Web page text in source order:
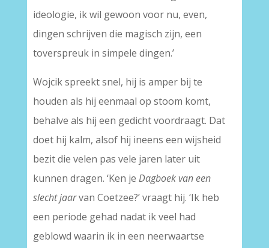
ideologie, ik wil gewoon voor nu, even,
dingen schrijven die magisch zijn, een
toverspreuk in simpele dingen.’
Wojcik spreekt snel, hij is amper bij te
houden als hij eenmaal op stoom komt,
behalve als hij een gedicht voordraagt. Dat
doet hij kalm, alsof hij ineens een wijsheid
bezit die velen pas vele jaren later uit
kunnen dragen. ‘Ken je Dagboek van een
slecht jaarvan Coetzee?’ vraagt hij. ‘Ik heb
een periode gehad nadat ik veel had
geblowd waarin ik in een neerwaartse